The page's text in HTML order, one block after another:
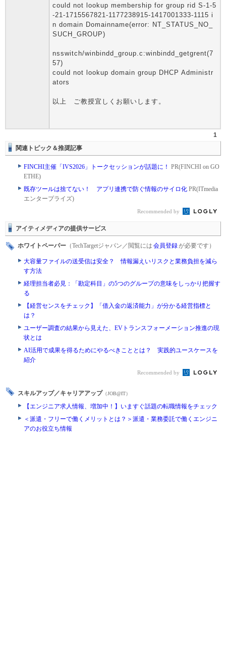
could not lookup membership for group rid S-1-5
-21-1715567821-1177238915-1417001333-1115 i
n domain Domainname(error: NT_STATUS_NO_
SUCH_GROUP)
nsswitch/winbindd_group.c:winbindd_getgrent(7
57)
could not lookup domain group DHCP Administr
ators
以上 ご教授宜しくお願いします。
1
関連トピック＆推奨記事
FINCHI主催「IVS2026」トークセッションが話題に！ PR(FINCHI on GO
ETHE)
既存ツールは捨てない！ アプリ連携で防ぐ情報のサイロ化 PR(ITmedia
エンタープライズ)
Recommended by
アイティメディアの提供サービス
ホワイトペーパー （TechTargetジャパン／閲覧には 会員登録が必要です）
大容量ファイルの送受信は安全？ 情報漏えいリスクと業務負担を減ら
す方法
経理担当者必見：「勘定科目」の5つのグループの意味をしっかり把握す
る
【経営センスをチェック】「借入金の返済能力」が分かる経営指標と
は？
ユーザー調査の結果から見えた、EVトランスフォーメーション推進の現
状とは
AI活用で成果を得るためにやるべきこととは？ 実践的ユースケースを
紹介
Recommended by
スキルアップ／キャリアアップ （JOB@IT）
【エンジニア求人情報、増加中！】いますぐ話題の転職情報をチェック
＜派遣・フリーで働くメリットとは？＞派遣・業務委託で働くエンジニ
アのお役立ち情報